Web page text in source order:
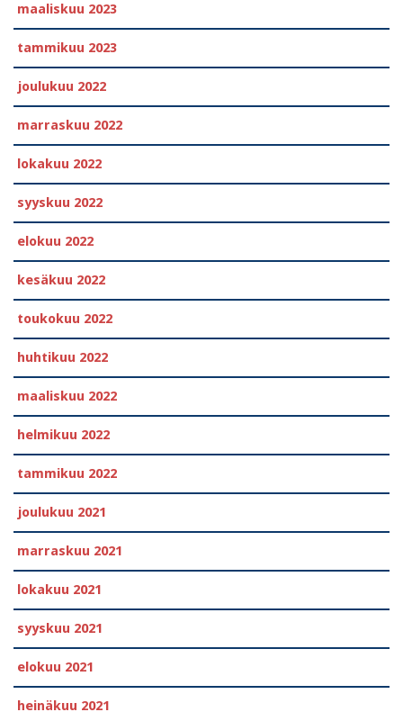
maaliskuu 2023
tammikuu 2023
joulukuu 2022
marraskuu 2022
lokakuu 2022
syyskuu 2022
elokuu 2022
kesäkuu 2022
toukokuu 2022
huhtikuu 2022
maaliskuu 2022
helmikuu 2022
tammikuu 2022
joulukuu 2021
marraskuu 2021
lokakuu 2021
syyskuu 2021
elokuu 2021
heinäkuu 2021